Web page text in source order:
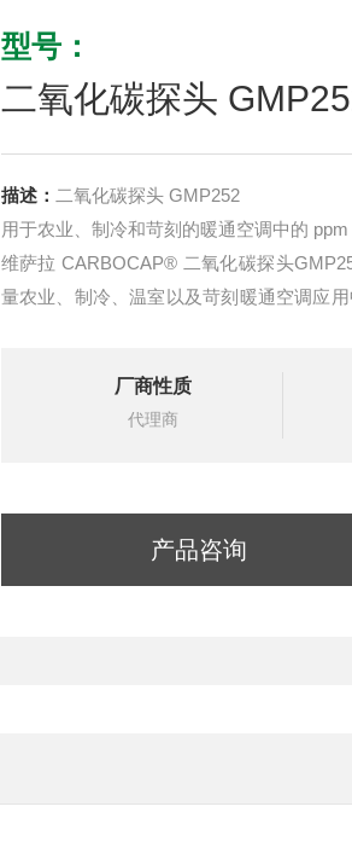
型号：
二氧化碳探头
描述： 二氧化碳探头 GMP252
用于农业、制冷和苛刻的暖通空调中的
维萨拉 CARBOCAP® 二氧化碳探头
量农业、制冷、温室以及苛刻暖通空调应
厂商性质
代理商
产品咨询